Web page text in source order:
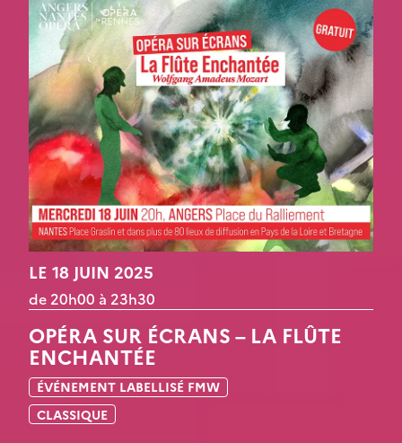
LE 18 JUIN 2025
de 20h00 à 23h30
OPÉRA SUR ÉCRANS – LA FLÛTE
ENCHANTÉE
ÉVÉNEMENT LABELLISÉ FMW
CLASSIQUE